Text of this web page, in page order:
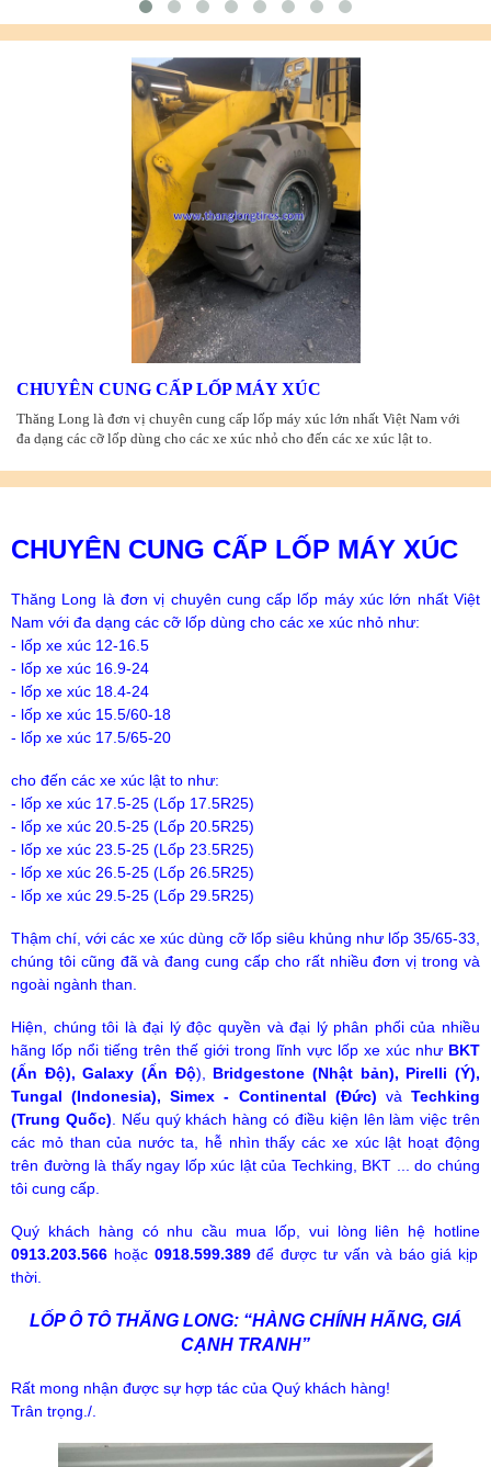
CHUYÊN CUNG CẤP LỐP MÁY XÚC
Thăng Long là đơn vị chuyên cung cấp lốp máy xúc lớn nhất Việt Nam với
đa dạng các cỡ lốp dùng cho các xe xúc nhỏ cho đến các xe xúc lật to.
CHUYÊN CUNG CẤP LỐP MÁY XÚC
Thăng Long là đơn vị chuyên cung cấp lốp máy xúc lớn nhất Việt
Nam với đa dạng các cỡ lốp dùng cho các xe xúc nhỏ như:
- lốp xe xúc 12-16.5
- lốp xe xúc 16.9-24
- lốp xe xúc 18.4-24
- lốp xe xúc 15.5/60-18
- lốp xe xúc 17.5/65-20
cho đến các xe xúc lật to như:
- lốp xe xúc 17.5-25 (Lốp 17.5R25)
- lốp xe xúc 20.5-25 (Lốp 20.5R25)
- lốp xe xúc 23.5-25 (Lốp 23.5R25)
- lốp xe xúc 26.5-25 (Lốp 26.5R25)
- lốp xe xúc 29.5-25 (Lốp 29.5R25)
Thậm chí, với các xe xúc dùng cỡ lốp siêu khủng như lốp 35/65-33,
chúng tôi cũng đã và đang cung cấp cho rất nhiều đơn vị trong và
ngoài ngành than.
Hiện, chúng tôi là đại lý độc quyền và đại lý phân phối của nhiều
hãng lốp nổi tiếng trên thế giới trong lĩnh vực lốp xe xúc như BKT
(Ấn Độ), Galaxy (Ấn Độ), Bridgestone (Nhật bản), Pirelli (Ý),
Tungal (Indonesia), Simex - Continental (Đức) vàTechking
(Trung Quốc). Nếu quý khách hàng có điều kiện lên làm việc trên
các mỏ than của nước ta, hễ nhìn thấy các xe xúc lật hoạt động
trên đường là thấy ngay lốp xúc lật của Techking, BKT ... do chúng
tôi cung cấp.
Quý khách hàng có nhu cầu mua lốp, vui lòng liên hệ hotline
0913.203.566 hoặc 0918.599.389để được tư vấn và báo giá kịp
thời.
LỐP Ô TÔ THĂNG LONG: “HÀNG CHÍNH HÃNG, GIÁ
CẠNH TRANH”
Rất mong nhận được sự hợp tác của Quý khách hàng!
Trân trọng./.